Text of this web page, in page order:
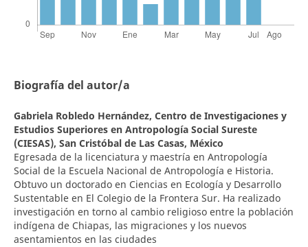
Biografía del autor/a
Gabriela Robledo Hernández, Centro de Investigaciones y
Estudios Superiores en Antropología Social Sureste
(CIESAS), San Cristóbal de Las Casas, México
Egresada de la licenciatura y maestría en Antropología
Social de la Escuela Nacional de Antropología e Historia.
Obtuvo un doctorado en Ciencias en Ecología y Desarrollo
Sustentable en El Colegio de la Frontera Sur. Ha realizado
investigación en torno al cambio religioso entre la población
indígena de Chiapas, las migraciones y los nuevos
asentamientos en las ciudades